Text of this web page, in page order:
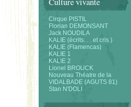
Cirque PISTIL
Florian DEMONSANT
Jack NOUDILA
KALIE (écrits. . . et cris )
KALIE (Flamencas)
KALIE 1
KALIE 2
Lionel BROUCK
Nouveau Théatre de la
VIDALBADE (AGUTS 81)
Stan N'DOLI